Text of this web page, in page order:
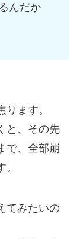
んだか
ます。
と、その先
で、全部崩
てみたいの